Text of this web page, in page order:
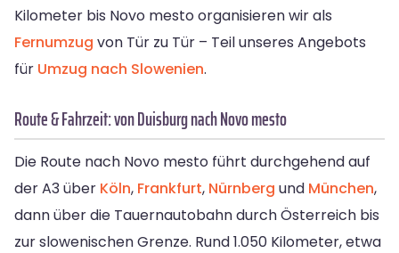
Kilometer bis Novo mesto organisieren wir als
Fernumzug von Tür zu Tür – Teil unseres Angebots
für Umzug nach Slowenien.
Route & Fahrzeit: von Duisburg nach Novo mesto
Die Route nach Novo mesto führt durchgehend auf
der A3 über Köln, Frankfurt, Nürnberg und München,
dann über die Tauernautobahn durch Österreich bis
zur slowenischen Grenze. Rund 1.050 Kilometer, etwa